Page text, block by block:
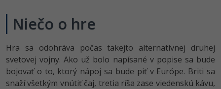
SQL
UML -80%
Niečo o hre
Hra sa odohráva počas takejto alternatívnej druhej
svetovej vojny. Ako už bolo napísané v popise sa bude
bojovať o to, ktorý nápoj sa bude piť v Európe. Briti sa
snaží všetkým vnútiť čaj, tretia ríša zase viedenskú kávu,